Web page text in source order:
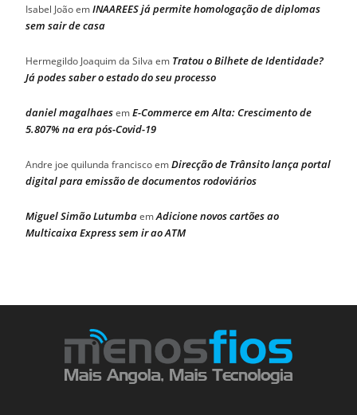
Isabel JoãoemINAAREES já permite homologação de diplomas
sem sair de casa
Hermegildo Joaquim da Silva em Tratou o Bilhete de Identidade?
Já podes saber o estado do seu processo
daniel magalhaesemE-Commerce em Alta: Crescimento de
5.807% na era pós-Covid-19
Andre joe quilunda franciscoemDirecção de Trânsito lança portal
digital para emissão de documentos rodoviários
Miguel Simão LutumbaemAdicione novos cartões ao
Multicaixa Express sem ir ao ATM